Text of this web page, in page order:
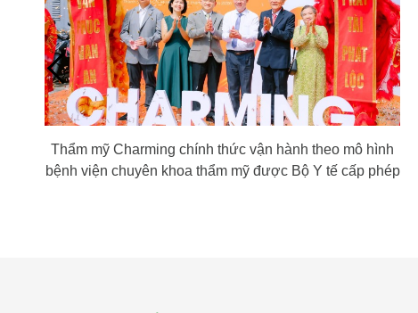
Thẩm mỹ Charming chính thức vận hành theo mô hình
bệnh viện chuyên khoa thẩm mỹ được Bộ Y tế cấp phép